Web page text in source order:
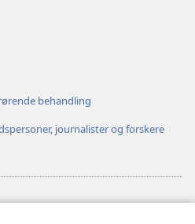
behandling
journalister og forskere